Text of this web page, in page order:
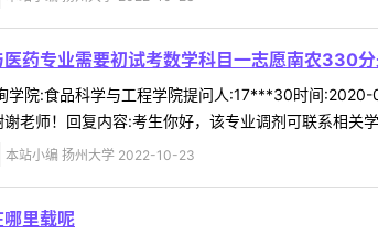
药专业需要初试考数学科目一志愿南农330
学院:食品科学与工程学院提问人:17***30时间
老师！回复内容:考生你好，该专业调剂可联系相关
本站小编 扬州大学 2022-10-23
里载呢